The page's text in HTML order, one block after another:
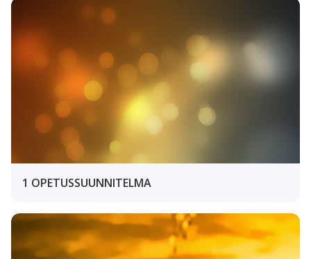
1 OPETUSSUUNNITELMA